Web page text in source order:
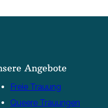
Angebote
Freie Trauung
Queere Trauungen